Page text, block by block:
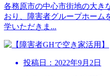
各務原市の中心市街地の大き
おり、障害者グループホーム
学いただきま ...
投稿日： 2022年9月2日